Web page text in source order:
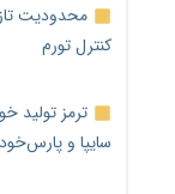
محدودیت
کنترل تورم
سایپا و